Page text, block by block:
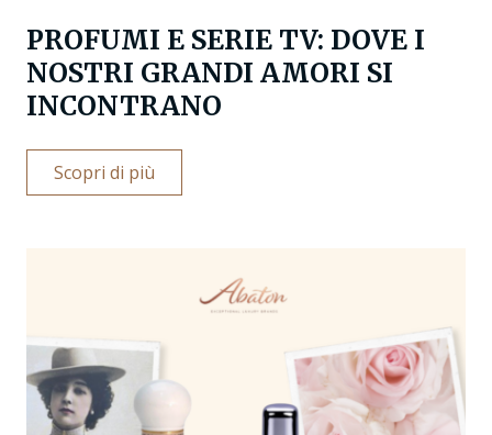
PROFUMI E SERIE TV: DOVE I
NOSTRI GRANDI AMORI SI
INCONTRANO
Scopri di più